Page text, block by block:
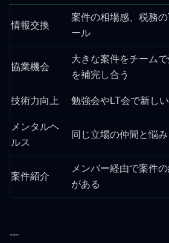
情報交換
案件の相場感、税務
ール
協業機会
大きな案件をチーム
を補完し合う
技術力向上 勉強会やLT会で新し
メンタルヘ
ルス
同じ立場の仲間と悩
案件紹介
メンバー経由で案件
がある
---